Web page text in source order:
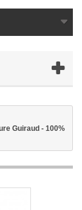
Guiraud - 100%